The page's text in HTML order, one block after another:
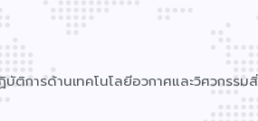
ติการด้านเทคโนโลยีอวกาศและวิศวกรรม